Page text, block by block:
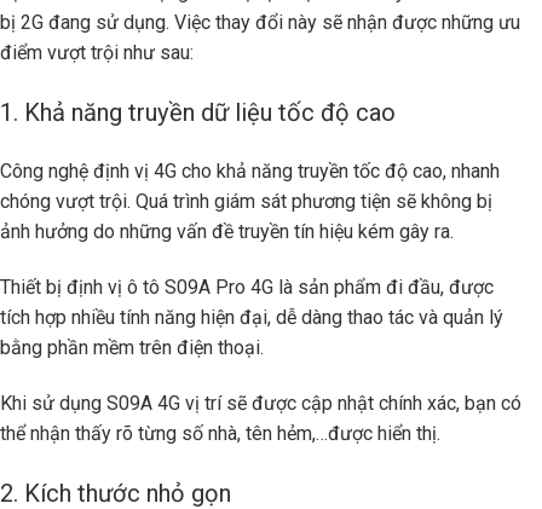
bị 2G đang sử dụng. Việc thay đổi này sẽ nhận được những ưu
điểm vượt trội như sau:
1. Khả năng truyền dữ liệu tốc độ cao
Công nghệ định vị 4G cho khả năng truyền tốc độ cao, nhanh
chóng vượt trội. Quá trình giám sát phương tiện sẽ không bị
ảnh hưởng do những vấn đề truyền tín hiệu kém gây ra.
Thiết bị định vị ô tô S09A Pro 4G là sản phẩm đi đầu, được
tích hợp nhiều tính năng hiện đại, dễ dàng thao tác và quản lý
bằng phần mềm trên điện thoại.
Khi sử dụng S09A 4G vị trí sẽ được cập nhật chính xác, bạn có
thể nhận thấy rõ từng số nhà, tên hẻm,…được hiển thị.
2. Kích thước nhỏ gọn